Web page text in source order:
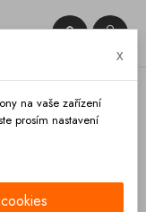


x
na vaše zařízení
prosím nastavení